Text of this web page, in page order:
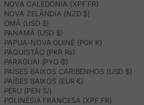
NOVA CALEDÓNIA (XPF FR)
NOVA ZELÂNDIA (NZD $)
OMÃ (USD $)
PANAMÁ (USD $)
PAPUA-NOVA GUINÉ (PGK K)
PAQUISTÃO (PKR ₨)
PARAGUAI (PYG ₲)
PAÍSES BAIXOS CARIBENHOS (USD $)
PAÍSES BAIXOS (EUR €)
PERU (PEN S/)
POLINÉSIA FRANCESA (XPF FR)